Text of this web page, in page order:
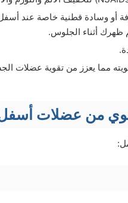
وسادة قطنية خاصة عند أسفل
أثناء الجلوس.
مما يعزز من تقوية عضلات
من عضلات